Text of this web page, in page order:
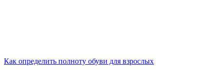
Как определить полноту обуви для взрослых